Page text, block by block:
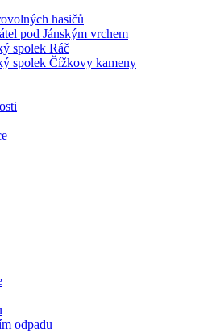
hasičů
pod Jánským vrchem
spolek Ráč
spolek Čížkovy kameny
odpadu